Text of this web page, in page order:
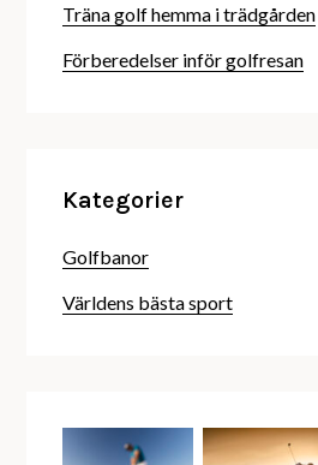
Träna golf hemma i trädgården
Förberedelser inför golfresan
Kategorier
Golfbanor
Världens bästa sport